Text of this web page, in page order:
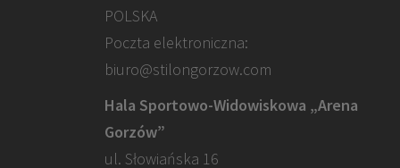
POLSKA
Poczta elektroniczna:
biuro@stilongorzow.com
Hala Sportowo-Widowiskowa „Arena
Gorzów”
ul. Słowiańska 16